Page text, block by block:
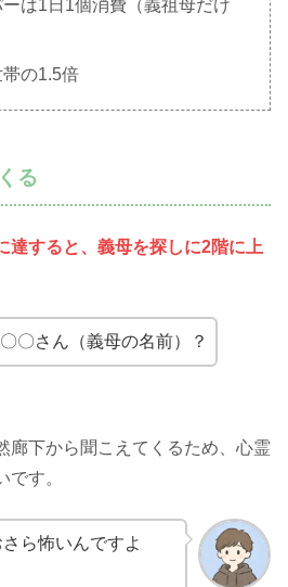
ーは1日1個消費（義祖母だけ
の1.5倍
る
達すると、義母を探しに2階に上
〇さん（義母の名前）？
廊下から聞こえてくるため、心霊
す。
ら怖いんですよ